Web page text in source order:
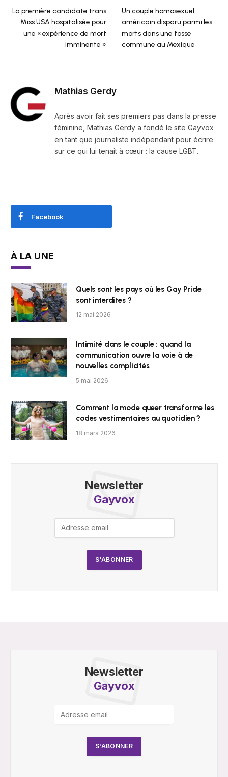
La première candidate trans
Miss USA hospitalisée pour
une « expérience de mort
imminente »
Un couple homosexuel
américain disparu parmi les
morts dans une fosse
commune au Mexique
Mathias Gerdy
Après avoir fait ses premiers pas dans la presse
féminine, Mathias Gerdy a fondé le site Gayvox
en tant que journaliste indépendant pour écrire
sur ce qui lui tenait à cœur : la cause LGBT.
Facebook
À LA UNE
Quels sont les pays où les Gay Pride
sont interdites ?
12 mai 2026
Intimité dans le couple : quand la
communication ouvre la voie à de
nouvelles complicités
5 mai 2026
Comment la mode queer transforme les
codes vestimentaires au quotidien ?
18 mars 2026
Newsletter
Gayvox
Newsletter
Gayvox